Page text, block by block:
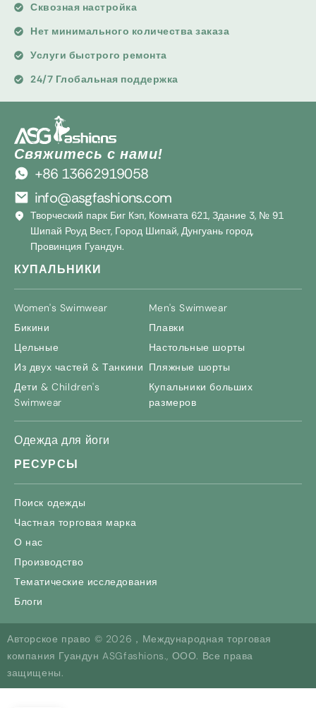
Сквозная настройка
Нет минимального количества заказа
Услуги быстрого ремонта
24/7 Глобальная поддержка
Свяжитесь с нами!
+86 13662919058
info@asgfashions.com
Творческий парк Биг Кэп, Комната 621, Здание 3, № 91
Шипай Роуд Вест, Город Шипай, Дунгуань город,
Провинция Гуандун.
КУПАЛЬНИКИ
Women's Swimwear
Бикини
Цельные
Из двух частей & Танкини
Дети &Children's
Swimwear
Men's Swimwear
Плавки
Настольные шорты
Пляжные шорты
Купальники больших
размеров
Одежда для йоги
РЕСУРСЫ
Поиск одежды
Частная торговая марка
О нас
Производство
Тематические исследования
Блоги
Авторское право © 2026，Международная торговая
компания Гуандун ASGfashions., ООО. Все права
защищены.